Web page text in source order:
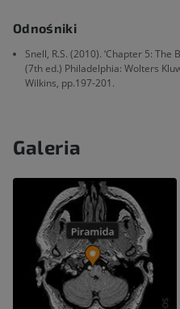
Odnośniki
Snell, R.S. (2010). ‘Chapter 5:
(7th ed.) Philadelphia: Wolters
Wilkins, pp.197-201.
Galeria